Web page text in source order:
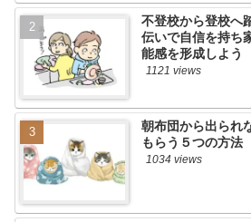
不登校から登校へ
伝いで自信を持ち
能感を形成しよう
1121 views
朝布団から出られ
もらう５つの方法
1034 views